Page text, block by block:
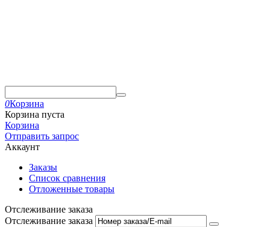
0Корзина
Корзина пуста
Корзина
Отправить запрос
Аккаунт
Заказы
Список сравнения
Отложенные товары
Отслеживание заказа
Отслеживание заказа